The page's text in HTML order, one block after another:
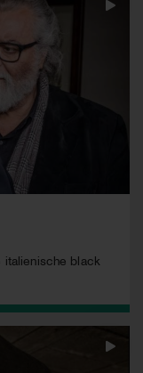
italienische black